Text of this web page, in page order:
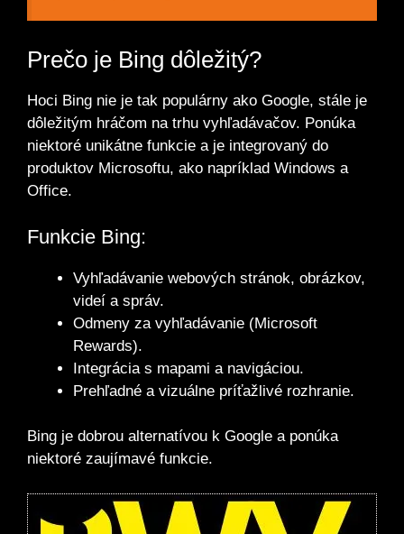
Prečo je Bing dôležitý?
Hoci Bing nie je tak populárny ako Google, stále je
dôležitým hráčom na trhu vyhľadávačov. Ponúka
niektoré unikátne funkcie a je integrovaný do
produktov Microsoftu, ako napríklad Windows a
Office.
Funkcie Bing:
Vyhľadávanie webových stránok, obrázkov,
videí a správ.
Odmeny za vyhľadávanie (Microsoft
Rewards).
Integrácia s mapami a navigáciou.
Prehľadné a vizuálne príťažlivé rozhranie.
Bing je dobrou alternatívou k Google a ponúka
niektoré zaujímavé funkcie.